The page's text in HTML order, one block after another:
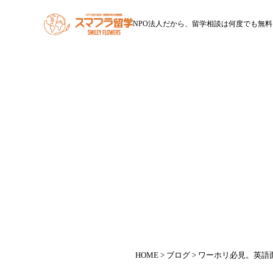
NPO法人だから、留学相談は何度でも無料
HOME > ブログ > ワーホリ必見。英語